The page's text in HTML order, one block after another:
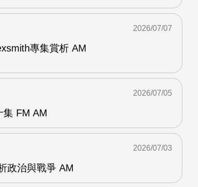
專集賞析 AM
2026/07/07
集 FM AM
2026/07/05
政治與戰爭 AM
2026/07/03